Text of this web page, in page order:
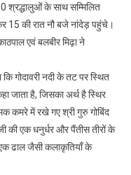
श्रद्धालुओं के साथ सम्मिलित
15 की रात नौ बजे नांदेड़ पहुंचे।
एवं बलबीर मिढ़ा ने
गोदावरी नदी के तट पर स्थित
जाता है, जिसका अर्थ है स्थिर
कमरे में रखे गए श्री गुरु गोबिंद
की एक धनुर्धर और पैंतीस तीरों के
ढाल जैसी कलाकृतियाँ के